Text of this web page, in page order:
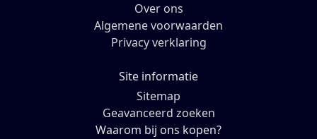
Over ons
Algemene voorwaarden
Privacy verklaring
Site informatie
Sitemap
Geavanceerd zoeken
Waarom bij ons kopen?